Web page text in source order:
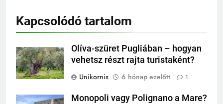
Kapcsolódó tartalom
Olíva-szüret Pugliában – hogyan
vehetsz részt rajta turistaként?
Unikornis
6 hónap ezelőtt 1
Monopoli vagy Polignano a Mare?